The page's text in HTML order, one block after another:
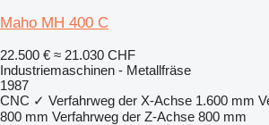
Maho MH 400 C
22.500 € ≈ 21.030 CHF
Industriemaschinen - Metallfräse
1987
CNC ✓ Verfahrweg der X-Achse 1.600 mm
800 mm Verfahrweg der Z-Achse 800 mm